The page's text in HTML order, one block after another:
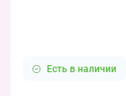
Есть в наличии